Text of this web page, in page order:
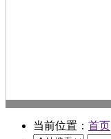
当前位置： 首页